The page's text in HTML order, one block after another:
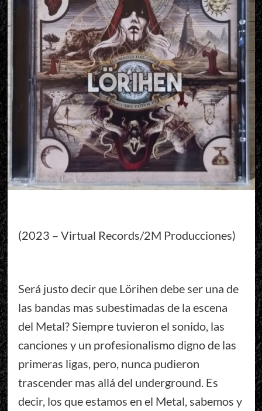
(2023 – Virtual Records/2M Producciones)
Será justo decir que Lörihen debe ser una de
las bandas mas subestimadas de la escena
del Metal? Siempre tuvieron el sonido, las
canciones y un profesionalismo digno de las
primeras ligas, pero, nunca pudieron
trascender mas allá del underground. Es
decir, los que estamos en el Metal, sabemos y